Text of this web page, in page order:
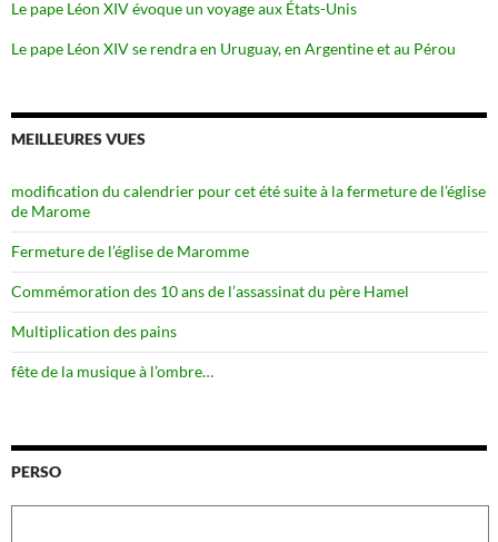
Le pape Léon XIV évoque un voyage aux États-Unis
Le pape Léon XIV se rendra en Uruguay, en Argentine et au Pérou
MEILLEURES VUES
modification du calendrier pour cet été suite à la fermeture de l’église
de Marome
Fermeture de l’église de Maromme
Commémoration des 10 ans de l’assassinat du père Hamel
Multiplication des pains
fête de la musique à l’ombre…
PERSO